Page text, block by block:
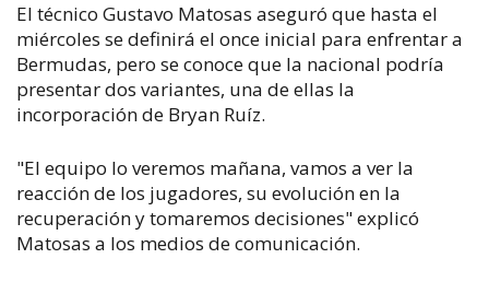
El técnico Gustavo Matosas aseguró que hasta el
miércoles se definirá el once inicial para enfrentar a
Bermudas, pero se conoce que la nacional podría
presentar dos variantes, una de ellas la
incorporación de Bryan Ruíz.
"El equipo lo veremos mañana, vamos a ver la
reacción de los jugadores, su evolución en la
recuperación y tomaremos decisiones" explicó
Matosas a los medios de comunicación.